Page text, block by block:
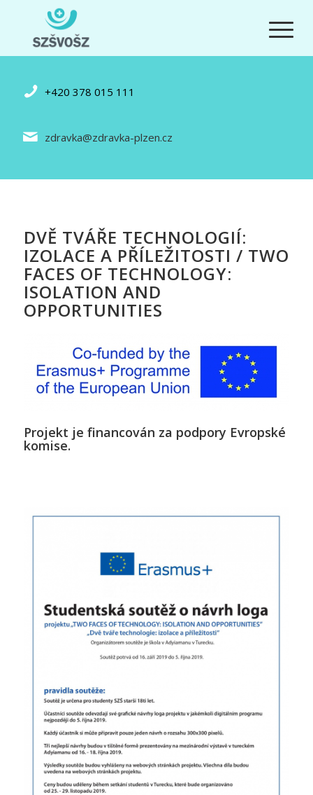
+420 378 015 111
zdravka@zdravka-plzen.cz
DVĚ TVÁŘE TECHNOLOGIÍ:
IZOLACE A PŘÍLEŽITOSTI / TWO
FACES OF TECHNOLOGY:
ISOLATION AND
OPPORTUNITIES
Projekt je financován za podpory Evropské
komise.